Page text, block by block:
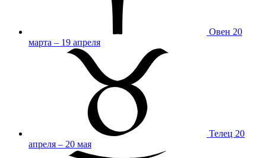
Овен 20
марта – 19 апреля
Телец 20
апреля – 20 мая